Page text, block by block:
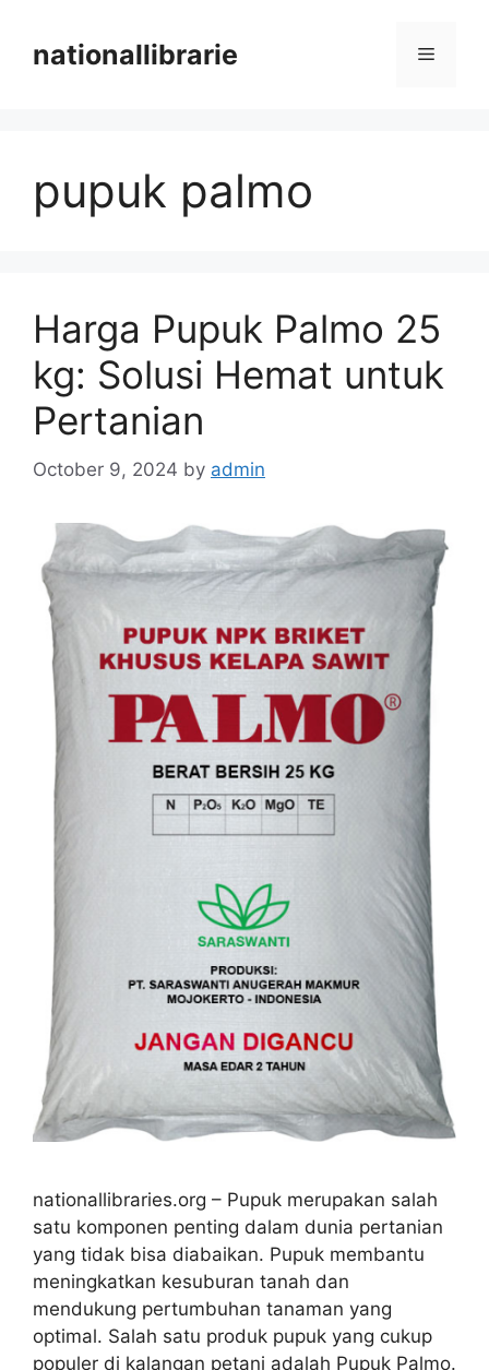
contentnationallibrarie Menu
pupuk palmo
Harga Pupuk Palmo 25
kg: Solusi Hemat untuk
Pertanian
October 9, 2024 by admin
nationallibraries.org – Pupuk merupakan salah
satu komponen penting dalam dunia pertanian
yang tidak bisa diabaikan. Pupuk membantu
meningkatkan kesuburan tanah dan
mendukung pertumbuhan tanaman yang
optimal. Salah satu produk pupuk yang cukup
populer di kalangan petani adalah Pupuk Palmo.